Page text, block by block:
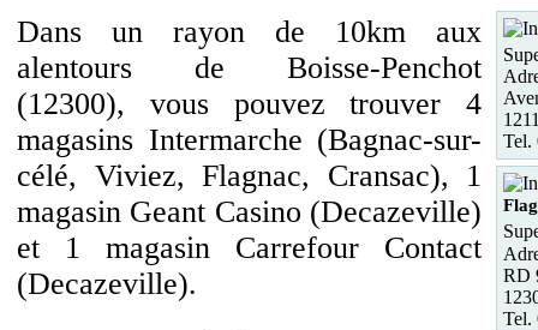
Dans un rayon de 10km aux
alentours de Boisse-Penchot
(12300), vous pouvez trouver 4
magasins Intermarche (Bagnac-sur-
célé, Viviez, Flagnac, Cransac), 1
magasin Geant Casino (Decazeville)
et 1 magasin Carrefour Contact
(Decazeville).
Tel.
RD
Tel.